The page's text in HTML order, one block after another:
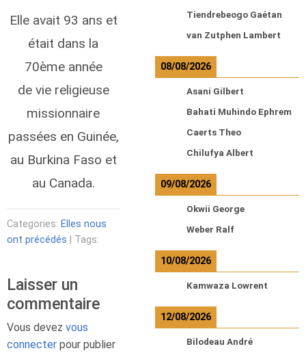
Elle avait 93 ans et
était dans la
70ème année
de vie religieuse
missionnaire
passées en Guinée,
au Burkina Faso et
au Canada.
Categories: Elles nous
ont précédés | Tags:
Laisser un
commentaire
Vous devez vous
connecter pour publier
Tiendrebeogo Gaétan
van Zutphen Lambert
08/08/2026
Asani Gilbert
Bahati Muhindo Ephrem
Caerts Theo
Chilufya Albert
09/08/2026
Okwii George
Weber Ralf
10/08/2026
Kamwaza Lowrent
12/08/2026
Bilodeau André